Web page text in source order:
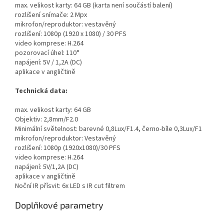
max. velikost karty: 64 GB (karta není součástí balení)
rozlišení snímače: 2 Mpx
mikrofon/reproduktor: vestavěný
rozlišení: 1080p (1920 x 1080) / 30 PFS
video komprese: H.264
pozorovací úhel: 110°
napájení: 5V / 1,2A (DC)
aplikace v angličtině
Technická data:
max. velikost karty: 64 GB
Objektiv: 2,8mm/F2.0
Minimální světelnost: barevné 0,8Lux/F1.4, černo-bíle 0,3Lux/F1
mikrofon/reproduktor: Vestavěný
rozlišení: 1080p (1920x1080)/30 PFS
video komprese: H.264
napájení: 5V/1,2A (DC)
aplikace v angličtině
Noční IR přísvit: 6x LED s IR cut filtrem
Doplňkové parametry